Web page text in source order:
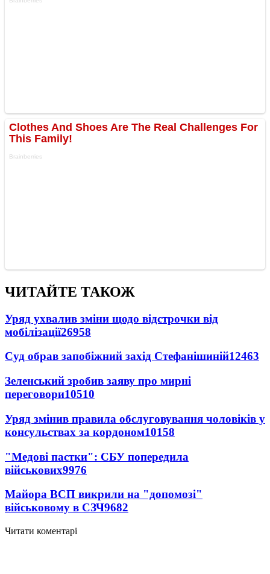
ЧИТАЙТЕ ТАКОЖ
Уряд ухвалив зміни щодо відстрочки від
мобілізації26958
Суд обрав запобіжний захід Стефанішиній12463
Зеленський зробив заяву про мирні
переговори10510
Уряд змінив правила обслуговування чоловіків у
консульствах за кордоном10158
"Медові пастки": СБУ попередила
військових9976
Майора ВСП викрили на "допомозі"
військовому в СЗЧ9682
Читати коментарі